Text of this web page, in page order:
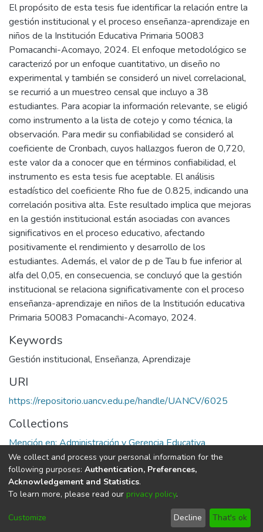
El propósito de esta tesis fue identificar la relación entre la
gestión institucional y el proceso enseñanza-aprendizaje en
niños de la Institución Educativa Primaria 50083
Pomacanchi-Acomayo, 2024. El enfoque metodológico se
caracterizó por un enfoque cuantitativo, un diseño no
experimental y también se consideró un nivel correlacional,
se recurrió a un muestreo censal que incluyo a 38
estudiantes. Para acopiar la información relevante, se eligió
como instrumento a la lista de cotejo y como técnica, la
observación. Para medir su confiabilidad se consideró al
coeficiente de Cronbach, cuyos hallazgos fueron de 0,720,
este valor da a conocer que en términos confiabilidad, el
instrumento es esta tesis fue aceptable. El análisis
estadístico del coeficiente Rho fue de 0.825, indicando una
correlación positiva alta. Este resultado implica que mejoras
en la gestión institucional están asociadas con avances
significativos en el proceso educativo, afectando
positivamente el rendimiento y desarrollo de los
estudiantes. Además, el valor de p de Tau b fue inferior al
alfa del 0,05, en consecuencia, se concluyó que la gestión
institucional se relaciona significativamente con el proceso
enseñanza-aprendizaje en niños de la Institución educativa
Primaria 50083 Pomacanchi-Acomayo, 2024.
Keywords
Gestión institucional, Enseñanza, Aprendizaje
URI
https://repositorio.uancv.edu.pe/handle/UANCV/6025
Collections
Mención en: Administración y Gerencia Educativa
Full item page
DSpace softwarecopyright © 2002-2026
Cookie
End User
Agreement
Send
Feedback
We collect and process your personal information for the
following purposes: Authentication, Preferences,
Acknowledgement and Statistics.
To learn more, please read our privacy policy.
Customize Decline That's ok